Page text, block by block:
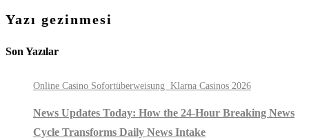
Yazı gezinmesi
Son Yazılar
Online Casino Sofortüberweisung ️ Klarna Casinos 2026
News Updates Today: How the 24-Hour Breaking News
Cycle Transforms Daily News Intake